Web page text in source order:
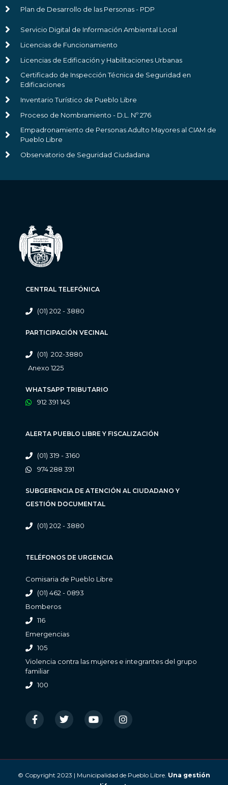
Plan de Desarrollo de las Personas - PDP
Servicio Digital de Información Ambiental Local
Licencias de Funcionamiento
Licencias de Edificación y Habilitaciones Urbanas
Certificado de Inspección Técnica de Seguridad en
Edificaciones
Inventario Turístico de Pueblo Libre
Proceso de Nombramiento - D.L. Nº 276
Empadronamiento de Personas Adulto Mayores al CIAM de
Pueblo Libre
Observatorio de Seguridad Ciudadana
CENTRAL TELEFÓNICA
(01) 202 - 3880
PARTICIPACIÓN VECINAL
(01) 202-3880
Anexo 1225
WHATSAPP TRIBUTARIO
912 391 145
ALERTA PUEBLO LIBRE Y FISCALIZACIÓN
(01) 319 - 3160
974 288 391
SUBGERENCIA DE ATENCIÓN AL CIUDADANO Y
GESTIÓN DOCUMENTAL
(01) 202 - 3880
TELÉFONOS DE URGENCIA
Comisaria de Pueblo Libre
(01) 462 - 0893
Bomberos
116
Emergencias
105
Violencia contra las mujeres e integrantes del grupo
familiar
100
© Copyright 2023 | Municipalidad de Pueblo Libre. Una gestión